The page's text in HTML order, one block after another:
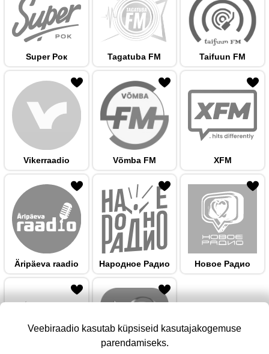
Super Рок Tagatuba FM Taifuun FM
Vikerraadio Võmba FM XFM
Äripäeva raadio Народноe Радио Новое Радио
Veebiraadio kasutab küpsiseid kasutajakogemuse
parendamiseks.